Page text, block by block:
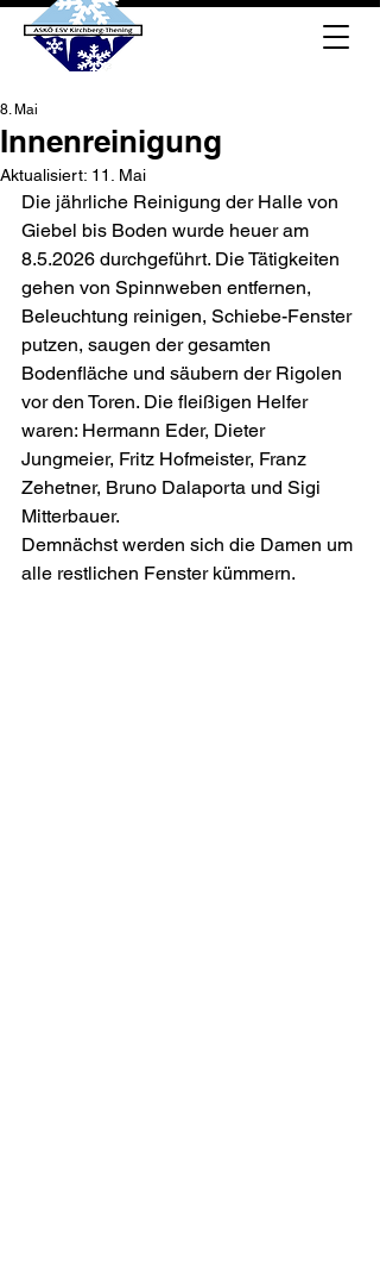
Innenreinigung
8. Mai
Aktualisiert: 11. Mai
Die jährliche Reinigung der Halle von
Giebel bis Boden wurde heuer am
8.5.2026 durchgeführt. Die Tätigkeiten
gehen von Spinnweben entfernen,
Beleuchtung reinigen, Schiebe-Fenster
putzen, saugen der gesamten
Bodenfläche und säubern der Rigolen
vor den Toren. Die fleißigen Helfer
waren: Hermann Eder, Dieter
Jungmeier, Fritz Hofmeister, Franz
Zehetner, Bruno Dalaporta und Sigi
Mitterbauer.
Demnächst werden sich die Damen um
alle restlichen Fenster kümmern.